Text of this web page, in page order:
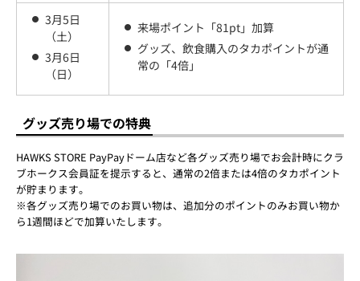
3月5日
（土）
3月6日
（日）
来場ポイント「81pt」加算
グッズ、飲食購入のタカポイントが通
常の「4倍」
グッズ売り場での特典
HAWKS STORE PayPayドーム店など各グッズ売り場でお会計時にクラ
ブホークス会員証を提示すると、通常の2倍または4倍のタカポイント
が貯まります。
※各グッズ売り場でのお買い物は、追加分のポイントのみお買い物か
ら1週間ほどで加算いたします。